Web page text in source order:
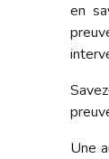
en
Une